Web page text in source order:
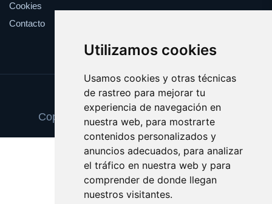
Utilizamos cookies
Usamos cookies y otras técnicas
de rastreo para mejorar tu
experiencia de navegación en
nuestra web, para mostrarte
contenidos personalizados y
anuncios adecuados, para analizar
el tráfico en nuestra web y para
comprender de donde llegan
nuestros visitantes.
Cookies
Contacto
Update cookies preferences
Copyright © 2025 tintascompatibles.com